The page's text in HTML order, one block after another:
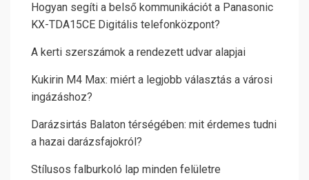
Hogyan segíti a belső kommunikációt a Panasonic
KX-TDA15CE Digitális telefonközpont?
A kerti szerszámok a rendezett udvar alapjai
Kukirin M4 Max: miért a legjobb választás a városi
ingázáshoz?
Darázsirtás Balaton térségében: mit érdemes tudni
a hazai darázsfajokról?
Stílusos falburkoló lap minden felületre